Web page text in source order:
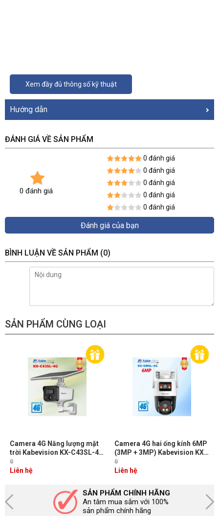
Xem đầy đủ thông số kỹ thuật
Hướng dẫn
ĐÁNH GIÁ VỀ SẢN PHẨM
0 đánh giá
0 đánh giá
0 đánh giá
0 đánh giá
0 đánh giá
0 đánh giá
Đánh giá của bạn
BÌNH LUẬN VỀ SẢN PHẨM (0)
SẢN PHẨM CÙNG LOẠI
Camera 4G Năng lượng mặt
trời Kabevision KX-C43SL-4G
4MP, Còi hú, Đèn chớp cảnh
báo, Tích hợp cảm biến PIR,
0
Liên hệ
Camera 4G hai ống kính 6MP
(3MP + 3MP) Kabevision KX-
SM6L-4G, Cảnh báo đèn &
còi, Đàm thoại 2 chiều, Nhận
0
Liên hệ
SẢN PHẨM CHÍNH HÃNG
An tâm mua sắm với 100%
sản phẩm chính hãng